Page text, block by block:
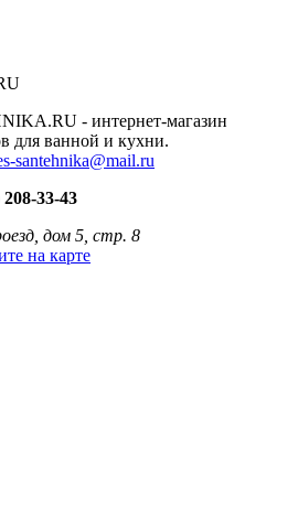
- интернет-магазин
для ванной и кухни.
santehnika@mail.ru
33-43
дом 5, стр. 8
на карте